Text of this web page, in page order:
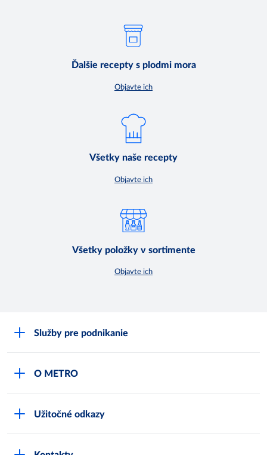
Ďalšie recepty s plodmi mora
Objavte ich
Všetky naše recepty
Objavte ich
Všetky položky v sortimente
Objavte ich
Služby pre podnikanie
Track & trace
O METRO
Užitočné odkazy